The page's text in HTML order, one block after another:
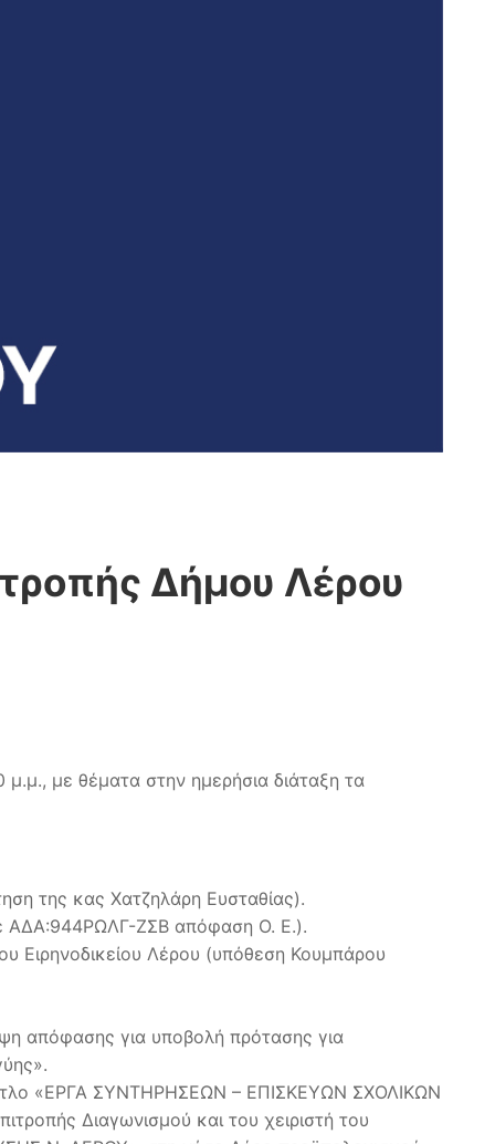
Δήμου Λέρου
με θέματα στην ημερήσια διάταξη τα
της κας Χατζηλάρη Ευσταθίας).
ΑΔΑ:944ΡΩΛΓ-ΖΣΒ απόφαση Ο. Ε.).
Ειρηνοδικείου Λέρου (υπόθεση Κουμπάρου
απόφασης για υποβολή πρότασης για
«ΕΡΓΑ ΣΥΝΤΗΡΗΣΕΩΝ – ΕΠΙΣΚΕΥΩΝ ΣΧΟΛΙΚΩΝ
Διαγωνισμού και του χειριστή του